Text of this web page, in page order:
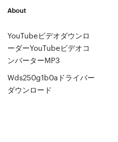
About
YouTubeビデオダウンロ
ーダーYouTubeビデオコ
ンバーターMP3
Wds250g1b0aドライバー
ダウンロード